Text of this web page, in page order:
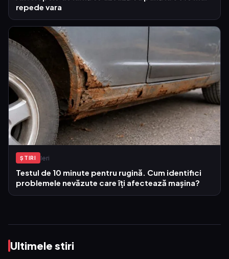
repede vara
ŞTIRI Ieri
Testul de 10 minute pentru rugină. Cum identifici
problemele nevăzute care îți afectează mașina?
Ultimele stiri